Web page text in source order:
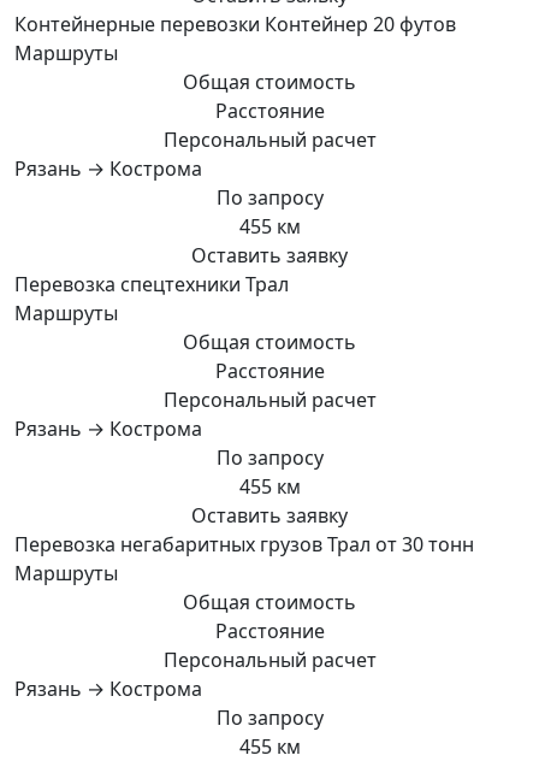
Контейнерные перевозки Контейнер 20 футов
Маршруты
Общая стоимость
Расстояние
Персональный расчет
Рязань → Кострома
По запросу
455 км
Оставить заявку
Перевозка спецтехники Трал
Маршруты
Общая стоимость
Расстояние
Персональный расчет
Рязань → Кострома
По запросу
455 км
Оставить заявку
Перевозка негабаритных грузов Трал от 30 тонн
Маршруты
Общая стоимость
Расстояние
Персональный расчет
Рязань → Кострома
По запросу
455 км